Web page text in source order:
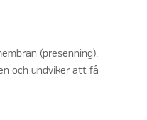
(presenning).
och undviker att få